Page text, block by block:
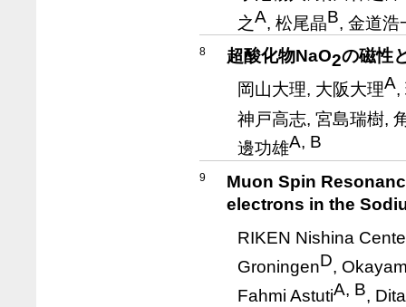
之A, 松尾晶B, 金道浩
8 超酸化物NaO2の磁性
岡山大理, 大阪大理A,
神戸高志, 宮島瑞樹,
邊功雄A, B
9
Muon Spin
electrons in the
RIKEN Nishina Cente
GroningenD,
Fahmi AstutiA, B,